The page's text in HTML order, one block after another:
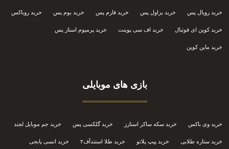
خرید رویال پس خرید براول پس خرید فارم پس خرید بوم پس خرید روباکس
خرید کوین ای فوتبال خرید اف سی پوینت خرید پرمیوم استار پس
خرید ماین کوین
بازی های موبایلی
خرید وی باکس خرید سکه ساکر استارز خرید گلکسی پس خرید جم موبایل لجند
خرید ستاره طلایی خرید پیپ پلاتو خرید طلا استندآف۲ خرید انسی پابجی